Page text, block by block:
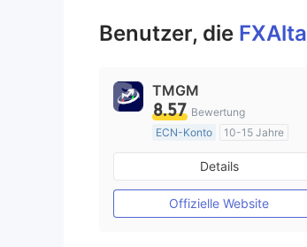
Benutzer, die FXAlta
TMGM
8.57 Bewertung
ECN-Konto
10-15 Jahre
AustralienRegulierung
Market Making (MM)
MT4-Volllizenz
Details
Offizielle Website